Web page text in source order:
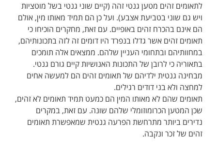
לתאומים זהים מטען גנטי זהה (קיים שוני גנטי בשל מוטציות
ויש גם שוני בטביעת אצבע). ועל כן הם תמיד מאותו מין, אולם
הם אינם בהכרח זהים באופיים. עם זאת, מחקרים הוכיחו כי
תאומים זהים אשר גדלו בנפרד היו דומים זה לזה בתכונותיהם,
במחוותיהם ובתחומי העניין שלהם. ממצאים אלה תומכים
בתאוריה כי לרובן של התכונות האנושיות קיים גורם גנטי.
מבחינה גנטית ילדיהם של תאומים זהים הם למעשה אחים
למחצה ולא בני דודים רגילים.
תאומים שהם לא מאותו המין הם כמעט תמיד תאומים לא זהים,
שכן המטען הכרומוזומלי שלהם שונה. עם זאת, במקרים
נדירים ביותר מתרחשת הפרעה גנטית שמאפשרת תאומים
זהים של זכר ונקבה.